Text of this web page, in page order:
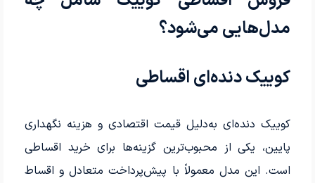
مدل‌هایی می‌شود؟
کوییک دنده‌ای اقساطی
کوییک دنده‌ای به‌دلیل قیمت اقتصادی و هزینه نگهداری
پایین، یکی از محبوب‌ترین گزینه‌ها برای خرید اقساطی
است. این مدل معمولاً با پیش‌پرداخت متعادل و اقساط